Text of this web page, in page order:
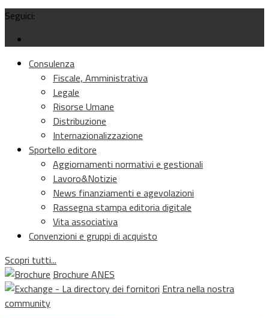
Seguici:
Consulenza
Fiscale, Amministrativa
Legale
Risorse Umane
Distribuzione
Internazionalizzazione
Sportello editore
Aggiornamenti normativi e gestionali
Lavoro&Notizie
News finanziamenti e agevolazioni
Rassegna stampa editoria digitale
Vita associativa
Convenzioni e gruppi di acquisto
Scopri tutti...
Brochure ANES
Entra nella nostra
community